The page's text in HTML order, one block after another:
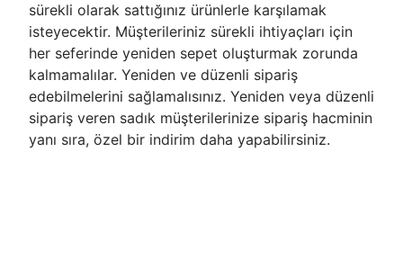
sürekli olarak sattığınız ürünlerle karşılamak
isteyecektir. Müşterileriniz sürekli ihtiyaçları için
her seferinde yeniden sepet oluşturmak zorunda
kalmamalılar. Yeniden ve düzenli sipariş
edebilmelerini sağlamalısınız. Yeniden veya düzenli
sipariş veren sadık müşterilerinize sipariş hacminin
yanı sıra, özel bir indirim daha yapabilirsiniz.